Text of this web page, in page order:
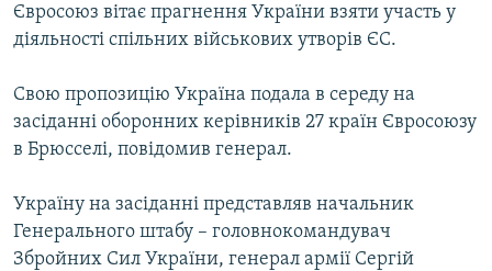
СПЕЦПРОЄКТИ
КРИМ РЕАЛІЇ
РУС
КТАТ
Євросоюз вітає прагнення України взяти участь у
діяльності спільних військових утворів ЄС.
Свою пропозицію Україна подала в середу на
засіданні оборонних керівників 27 країн Євросоюзу
в Брюсселі, повідомив генерал.
Україну на засіданні представляв начальник
Генерального штабу – головнокомандувач
Збройних Сил України, генерал армії Сергій